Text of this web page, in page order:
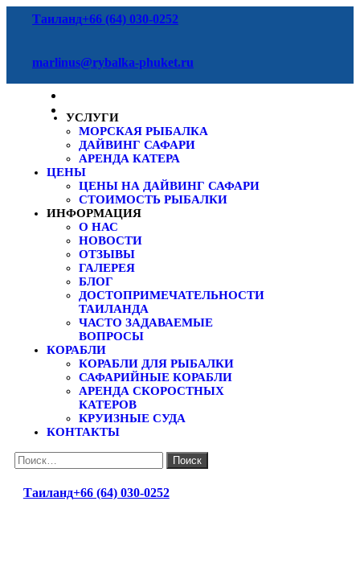
Таиланд+66 (64) 030-0252
marlinus@rybalka-phuket.ru
УСЛУГИ
МОРСКАЯ РЫБАЛКА
ДАЙВИНГ САФАРИ
АРЕНДА КАТЕРА
ЦЕНЫ
ЦЕНЫ НА ДАЙВИНГ САФАРИ
СТОИМОСТЬ РЫБАЛКИ
ИНФОРМАЦИЯ
О НАС
НОВОСТИ
ОТЗЫВЫ
ГАЛЕРЕЯ
БЛОГ
ДОСТОПРИМЕЧАТЕЛЬНОСТИ
ТАИЛАНДА
ЧАСТО ЗАДАВАЕМЫЕ
ВОПРОСЫ
КОРАБЛИ
КОРАБЛИ ДЛЯ РЫБАЛКИ
САФАРИЙНЫЕ КОРАБЛИ
АРЕНДА СКОРОСТНЫХ
КАТЕРОВ
КРУИЗНЫЕ СУДА
КОНТАКТЫ
Найти:
Таиланд+66 (64) 030-0252